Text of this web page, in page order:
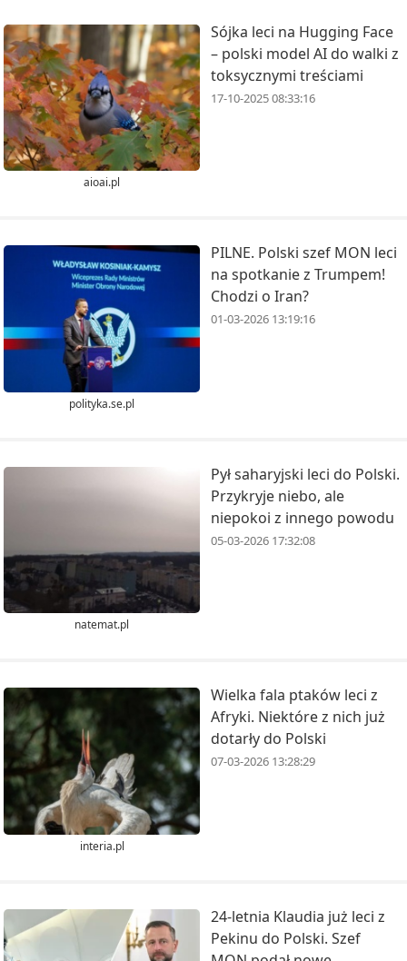
aioai.pl
Sójka leci na Hugging Face
– polski model AI do walki z
toksycznymi treściami
17-10-2025 08:33:16
polityka.se.pl
PILNE. Polski szef MON leci
na spotkanie z Trumpem!
Chodzi o Iran?
01-03-2026 13:19:16
natemat.pl
Pył saharyjski leci do Polski.
Przykryje niebo, ale
niepokoi z innego powodu
05-03-2026 17:32:08
interia.pl
Wielka fala ptaków leci z
Afryki. Niektóre z nich już
dotarły do Polski
07-03-2026 13:28:29
24-letnia Klaudia już leci z
Pekinu do Polski. Szef